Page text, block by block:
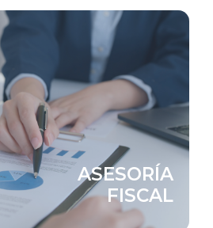
ASESORÍA
FISCAL
FISCAL
contratos y prevención de riesgos
el cumplimiento legal y
de los empleados.